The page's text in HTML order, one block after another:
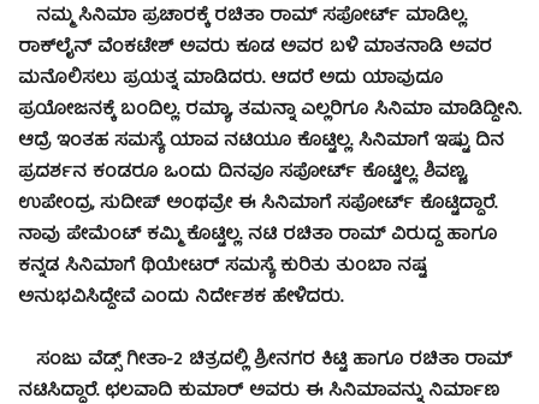
ನಮ್ಮ ಸಿನಿಮಾ ಪ್ರಚಾರಕ್ಕೆ ರಚಿತಾ ರಾಮ್ ಸಪೋರ್ಟ್‌ ಮಾಡಿಲ್ಲ.
ರಾಕ್‌ಲೈನ್‌ ವೆಂಕಟೇಶ್ ಅವರು ಕೂಡ ಅವರ ಬಳಿ ಮಾತನಾಡಿ ಅವರ
ಮನೊಲಿಸಲು ಪ್ರಯತ್ನ ಮಾಡಿದರು. ಆದರೆ ಅದು ಯಾವುದೂ
ಪ್ರಯೋಜನಕ್ಕೆ ಬಂದಿಲ್ಲ. ರಮ್ಯಾ, ತಮನ್ನಾ ಎಲ್ಲರಿಗೂ ಸಿನಿಮಾ ಮಾಡಿದ್ದೀನಿ.
ಆದ್ರೆ ಇಂತಹ ಸಮಸ್ಯೆ ಯಾವ ನಟಿಯೂ ಕೊಟ್ಟಿಲ್ಲ. ಸಿನಿಮಾಗೆ ಇಷ್ಟು ದಿನ
ಪ್ರದರ್ಶನ ಕಂಡರೂ ಒಂದು ದಿನವೂ ಸಪೋರ್ಟ್ ಕೊಟ್ಟಿಲ್ಲ. ಶಿವಣ್ಣ,
ಉಪೇಂದ್ರ, ಸುದೀಪ್ ಅಂಥವ್ರೇ ಈ ಸಿನಿಮಾಗೆ ಸಪೋರ್ಟ್ ಕೊಟ್ಟಿದ್ದಾರೆ.
ನಾವು ಪೇಮೆಂಟ್ ಕಮ್ಮಿ ಕೊಟ್ಟಿಲ್ಲ. ನಟಿ ರಚಿತಾ ರಾಮ್ ವಿರುದ್ಧ ಹಾಗೂ
ಕನ್ನಡ ಸಿನಿಮಾಗೆ ಥಿಯೇಟರ್ ಸಮಸ್ಯೆ ಕುರಿತು ತುಂಬಾ ನಷ್ಟ
ಅನುಭವಿಸಿದ್ದೇವೆ ಎಂದು ನಿರ್ದೇಶಕ ಹೇಳಿದರು.
ಸಂಜು ವೆಡ್ಸ್ ಗೀತಾ-2 ಚಿತ್ರದಲ್ಲಿ ಶ್ರೀನಗರ ಕಿಟ್ಟಿ ಹಾಗೂ ರಚಿತಾ ರಾಮ್‌
ನಟಿಸಿದ್ದಾರೆ. ಛಲವಾದಿ ಕುಮಾರ್ ಅವರು ಈ ಸಿನಿಮಾವನ್ನು ನಿರ್ಮಾಣ